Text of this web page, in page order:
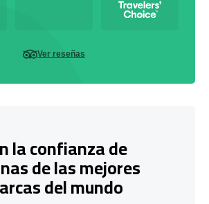
Ver reseñas
la confianza de
de las mejores
del mundo